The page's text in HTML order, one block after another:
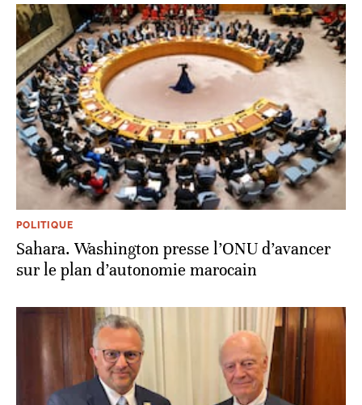
POLITIQUE
Sahara. Washington presse l’ONU d’avancer
sur le plan d’autonomie marocain